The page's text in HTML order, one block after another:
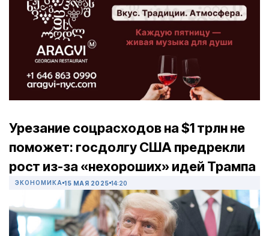
Урезание соцрасходов на $1 трлн не
поможет: госдолгу США предрекли
рост из-за «нехороших» идей Трампа
ЭКОНОМИКА 15 МАЯ 2025 14:20